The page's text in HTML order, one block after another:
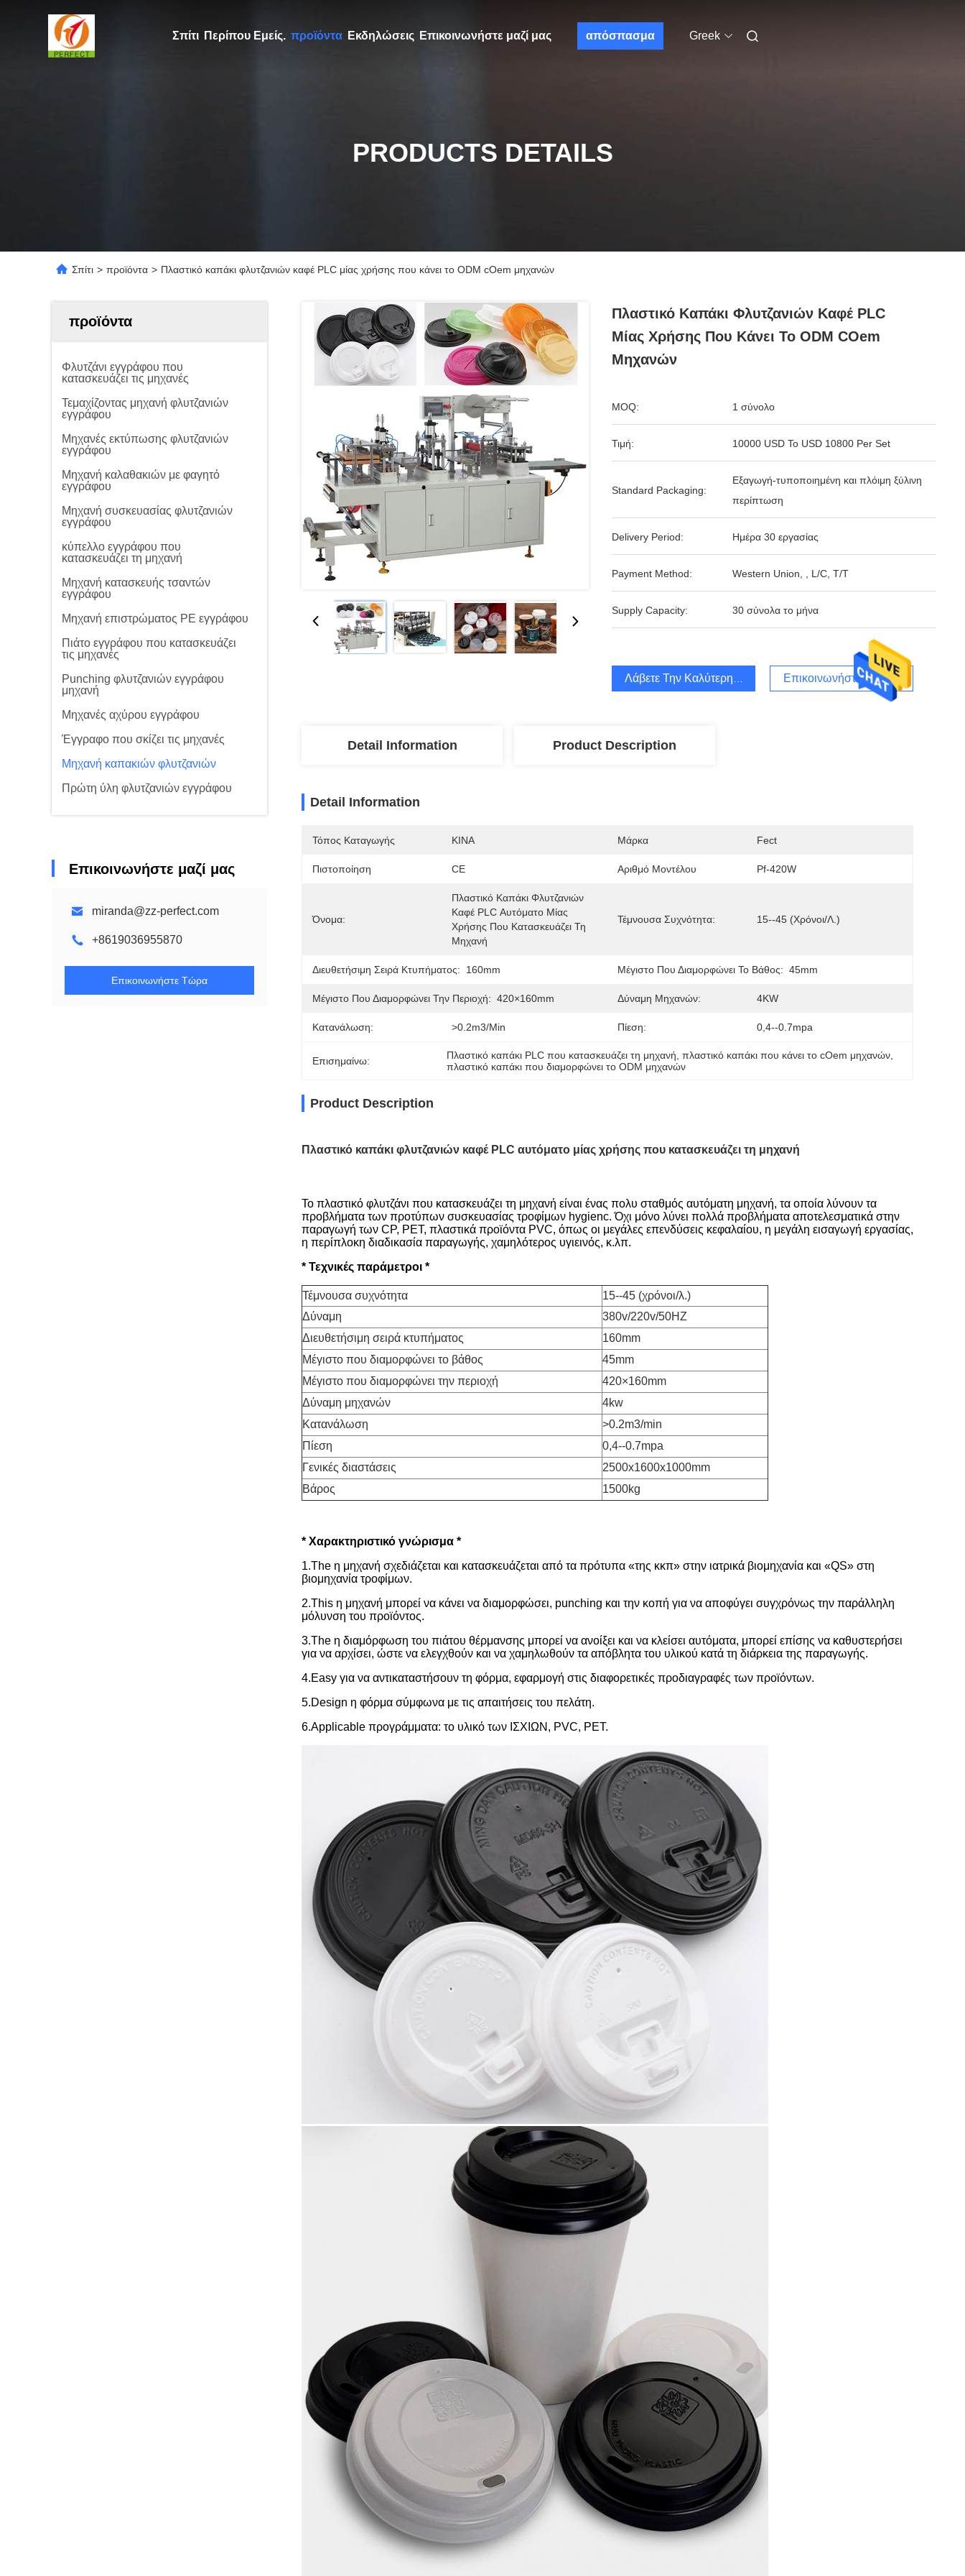
Σπίτι Περίπου Εμείς. προϊόντα Εκδηλώσεις Επικοινωνήστε μαζί μας απόσπασμα Greek
PRODUCTS DETAILS
Σπίτι > προϊόντα > Πλαστικό καπάκι φλυτζανιών καφέ PLC μίας χρήσης που κάνει το ODM cOem μηχανών
προϊόντα
Φλυτζάνι εγγράφου που
κατασκευάζει τις μηχανές
Τεμαχίζοντας μηχανή φλυτζανιών
εγγράφου
Μηχανές εκτύπωσης φλυτζανιών
εγγράφου
Μηχανή καλαθακιών με φαγητό
εγγράφου
Μηχανή συσκευασίας φλυτζανιών
εγγράφου
κύπελλο εγγράφου που
κατασκευάζει τη μηχανή
Μηχανή κατασκευής τσαντών
εγγράφου
Μηχανή επιστρώματος PE εγγράφου
Πιάτο εγγράφου που κατασκευάζει
τις μηχανές
Punching φλυτζανιών εγγράφου
μηχανή
Μηχανές αχύρου εγγράφου
Έγγραφο που σκίζει τις μηχανές
Μηχανή καπακιών φλυτζανιών
Πρώτη ύλη φλυτζανιών εγγράφου
Επικοινωνήστε μαζί μας
miranda@zz-perfect.com
+8619036955870
Επικοινωνήστε Τώρα
Πλαστικό Καπάκι Φλυτζανιών Καφέ PLC
Μίας Χρήσης Που Κάνει Το ODM COem
Μηχανών
MOQ: 1 σύνολο
Τιμή: 10000 USD To USD 10800 Per Set
Standard Packaging:
Εξαγωγή-τυποποιημένη και πλόιμη ξύλινη
περίπτωση
Delivery Period: Ημέρα 30 εργασίας
Payment Method: Western Union, , L/C, T/T
Supply Capacity: 30 σύνολα το μήνα
Λάβετε Την Καλύτερη Τιμή Επικοινωνήστε Μαζί Μας
Detail Information Product Description
Detail Information
Τόπος Καταγωγής ΚΙΝΑ Μάρκα Fect
Πιστοποίηση CE Αριθμό Μοντέλου Pf-420W
Όνομα:
Πλαστικό Καπάκι Φλυτζανιών
Καφέ PLC Αυτόματο Μίας
Χρήσης Που Κατασκευάζει Τη
Μηχανή
Τέμνουσα Συχνότητα: 15--45 (χρόνοι/λ.)
Διευθετήσιμη Σειρά Κτυπήματος: 160mm Μέγιστο Που Διαμορφώνει Το Βάθος: 45mm
Μέγιστο Που Διαμορφώνει Την Περιοχή: 420×160mm Δύναμη Μηχανών: 4KW
Κατανάλωση: >0.2m3/min Πίεση: 0,4--0.7mpa
Επισημαίνω: Πλαστικό καπάκι PLC που κατασκευάζει τη μηχανή , πλαστικό καπάκι που κάνει το cOem μηχανών
πλαστικό καπάκι που διαμορφώνει το ODM μηχανών
Product Description
Πλαστικό καπάκι φλυτζανιών καφέ PLC αυτόματο μίας χρήσης που κατασκευάζει τη μηχανή
Το πλαστικό φλυτζάνι που κατασκευάζει τη μηχανή είναι ένας πολυ σταθμός αυτόματη μηχανή, τα οποία λύνουν τα
προβλήματα των προτύπων συσκευασίας τροφίμων hygienc. Όχι μόνο λύνει πολλά προβλήματα αποτελεσματικά στην
παραγωγή των CP, PET, πλαστικά προϊόντα PVC, όπως οι μεγάλες επενδύσεις κεφαλαίου, η μεγάλη εισαγωγή εργασίας,
η περίπλοκη διαδικασία παραγωγής, χαμηλότερος υγιεινός, κ.λπ.
* Τεχνικές παράμετροι *
Τέμνουσα συχνότητα
15--45 (χρόνοι/λ.)
Δύναμη
380v/220v/50HZ
Διευθετήσιμη σειρά κτυπήματος
160mm
Μέγιστο που διαμορφώνει το βάθος
45mm
Μέγιστο που διαμορφώνει την περιοχή
420×160mm
Δύναμη μηχανών
4kw
Κατανάλωση
>0.2m3/min
Πίεση
0,4--0.7mpa
Γενικές διαστάσεις
2500x1600x1000mm
Βάρος
1500kg
* Χαρακτηριστικό γνώρισμα *
1.The η μηχανή σχεδιάζεται και κατασκευάζεται από τα πρότυπα «της κκπ» στην ιατρικά βιομηχανία και «QS» στη
βιομηχανία τροφίμων.
2.This η μηχανή μπορεί να κάνει να διαμορφώσει, punching και την κοπή για να αποφύγει συγχρόνως την παράλληλη
μόλυνση του προϊόντος.
3.The η διαμόρφωση του πιάτου θέρμανσης μπορεί να ανοίξει και να κλείσει αυτόματα, μπορεί επίσης να καθυστερήσει
για να αρχίσει, ώστε να ελεγχθούν και να χαμηλωθούν τα απόβλητα του υλικού κατά τη διάρκεια της παραγωγής.
4.Easy για να αντικαταστήσουν τη φόρμα, εφαρμογή στις διαφορετικές προδιαγραφές των προϊόντων.
5.Design η φόρμα σύμφωνα με τις απαιτήσεις του πελάτη.
6.Applicable προγράμματα: το υλικό των ΙΣΧΙΩΝ, PVC, PET.